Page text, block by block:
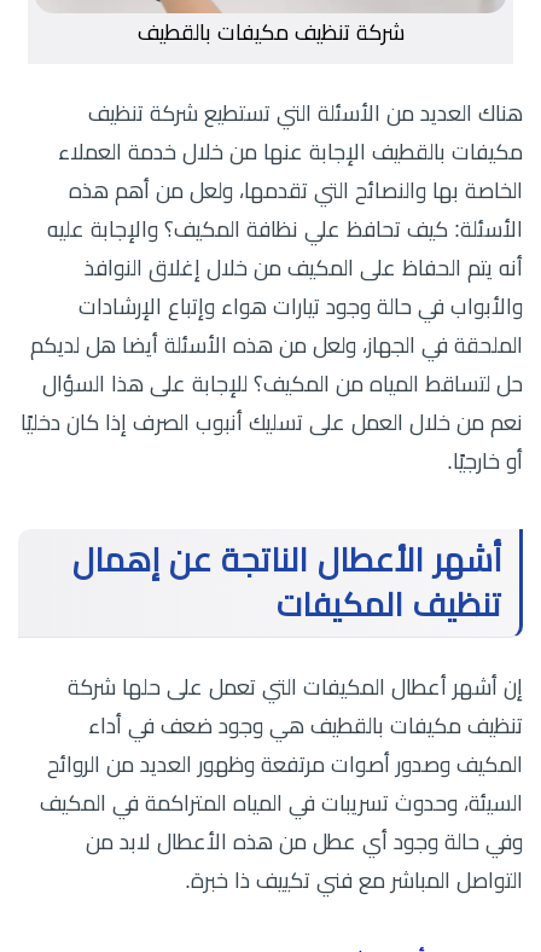
شركة تنظيف مكيفات بالقطيف
هناك العديد من الأسئلة التي تستطيع شركة تنظيف
مكيفات بالقطيف الإجابة عنها من خلال خدمة العملاء
الخاصة بها والنصائح التي تقدمها، ولعل من أهم هذه
الأسئلة: كيف تحافظ علي نظافة المكيف؟ والإجابة عليه
أنه يتم الحفاظ على المكيف من خلال إغلاق النوافذ
والأبواب في حالة وجود تيارات هواء وإتباع الإرشادات
الملحقة في الجهاز، ولعل من هذه الأسئلة أيضا هل لديكم
حل لتساقط المياه من المكيف؟ للإجابة على هذا السؤال
نعم من خلال العمل على تسليك أنبوب الصرف إذا كان دخليًا
أو خارجيًا.
أشهر الأعطال الناتجة عن إهمال
تنظيف المكيفات
إن أشهر أعطال المكيفات التي تعمل على حلها شركة
تنظيف مكيفات بالقطيف هي وجود ضعف في أداء
المكيف وصدور أصوات مرتفعة وظهور العديد من الروائح
السيئة، وحدوث تسريبات في المياه المتراكمة في المكيف
وفي حالة وجود أي عطل من هذه الأعطال لابد من
التواصل المباشر مع فني تكييف ذا خبرة.